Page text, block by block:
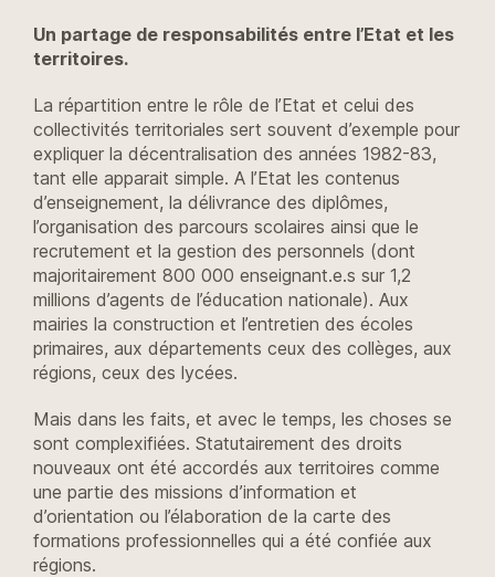
Un partage de responsabilités entre l’Etat et les
territoires.
La répartition entre le rôle de l’Etat et celui des
collectivités territoriales sert souvent d’exemple pour
expliquer la décentralisation des années 1982-83,
tant elle apparait simple. A l’Etat les contenus
d’enseignement, la délivrance des diplômes,
l’organisation des parcours scolaires ainsi que le
recrutement et la gestion des personnels (dont
majoritairement 800 000 enseignant.e.s sur 1,2
millions d’agents de l’éducation nationale). Aux
mairies la construction et l’entretien des écoles
primaires, aux départements ceux des collèges, aux
régions, ceux des lycées.
Mais dans les faits, et avec le temps, les choses se
sont complexifiées. Statutairement des droits
nouveaux ont été accordés aux territoires comme
une partie des missions d’information et
d’orientation ou l’élaboration de la carte des
formations professionnelles qui a été confiée aux
régions.